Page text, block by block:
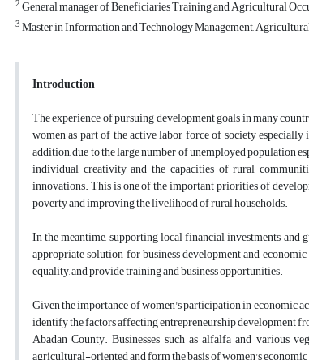
2General manager of Beneficiaries Training and Agricultural
3Master in Information and Technology Management,
Introduction
The experience of pursuing development goals in many
women as part of the active labor force of society
addition, due to the large number of unemployed population
individual creativity and the capacities of rural
innovations. This is one of the important priorities of
poverty and improving the livelihood of rural households.
In the meantime, supporting local financial investments
appropriate solution for business development and
equality, and provide training and business opportunities.
Given the importance of women's participation in economic
identify the factors affecting entrepreneurship development
Abadan County. Businesses such as alfalfa and various